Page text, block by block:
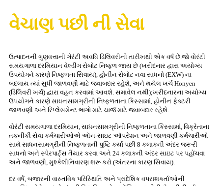
વેચાણ પછી ની સેવા
ઉત્પાદનની ગુણવત્તાની ગેરંટી અવધિ ડિલિવરીની તારીખથી એક વર્ષ છે.જો વોરંટી
સમયગાળા દરમિયાન વેલ્ડીંગ રોબોટ નિષ્ફળ જાય છે (ખરીદનાર દ્વારા અયોગ્ય
ઉપયોગને કારણે નિષ્ફળતા સિવાય), હોનીન રોબોટ નવા સાધનો (EXW) ના
બદલાય ત્યાં સુધી જાળવણી માટે જવાબદાર રહેશે, અને થયેલ ખર્ચ Honyen
(ડિલિવરી ખર્ચ) દ્વારા વહન કરવામાં આવશે. સમાવેલ નથી);ખરીદનારના અયોગ્ય
ઉપયોગને કારણે સાધનસામગ્રીની નિષ્ફળતાના કિસ્સામાં, હોનીન ફેક્ટરી
જાળવણી અને રિપ્લેસમેન્ટ ભાગો માટે ચાર્જ માટે જવાબદાર રહેશે.
વોરંટી સમયગાળા દરમિયાન, સાધનસામગ્રીની નિષ્ફળતાના કિસ્સામાં, વિક્રેતાના
તકનીકી સેવા કર્મચારીઓએ ઑન-સાઇટ ઑપરેશન અને જાળવણી કર્મચારીઓ
સાથે સાધનસામગ્રીની નિષ્ફળતાની પુષ્ટિ કર્યા પછી 8 કલાકની અંદર જરૂરી
સાધનો અને સ્પેરપાર્ટ્સ તૈયાર કરવા અને 24 કલાકની અંદર સાઇટ પર પહોંચવા
અને જાળવણી, મુશ્કેલીનિવારણ શરૂ કરો (અંતરના કારણ સિવાય).
દર વર્ષે, બજારની વાસ્તવિક પરિસ્થિતિ અને પ્રાદેશિક વપરાશકર્તાઓની